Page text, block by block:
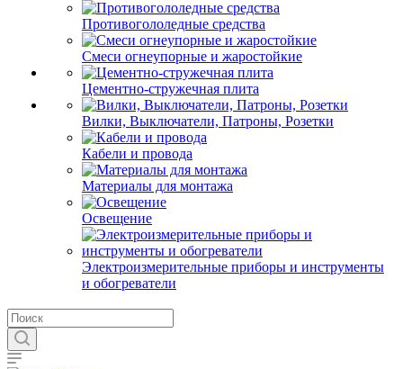
Противогололедные средства
Смеси огнеупорные и жаростойкие
Цементно-стружечная плита
Вилки, Выключатели, Патроны, Розетки
Кабели и провода
Материалы для монтажа
Освещение
Электроизмерительные приборы и инструменты
и обогреватели